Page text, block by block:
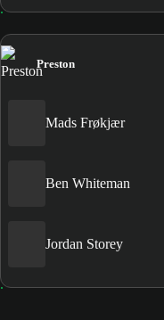
Preston
Mads Frøkjær
Ben Whiteman
Jordan Storey